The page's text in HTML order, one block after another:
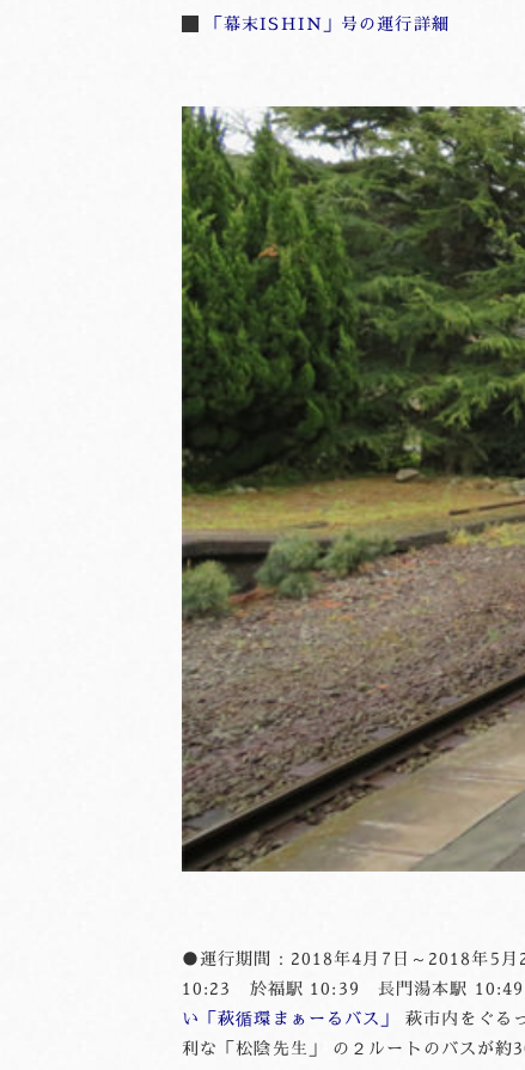
「幕末ISHIN」号の運行詳細
●運行期間：2018年4月7日～2018年5
10:23 於福駅 10:39 長門湯本駅
い「萩循環まぁーるバス」
萩市内をぐる
利な「松陰先生」 の２ルートのバスが